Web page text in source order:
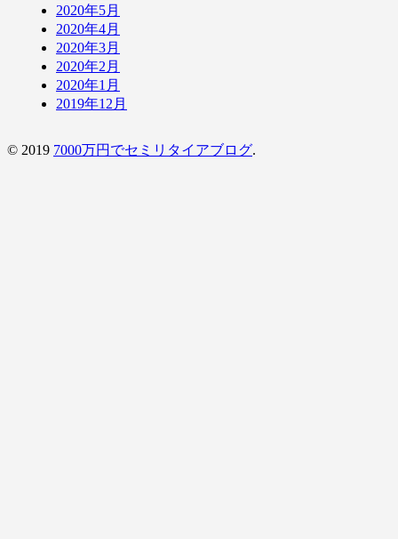
2020年5月
2020年4月
2020年3月
2020年2月
2020年1月
2019年12月
© 2019 7000万円でセミリタイアブログ.